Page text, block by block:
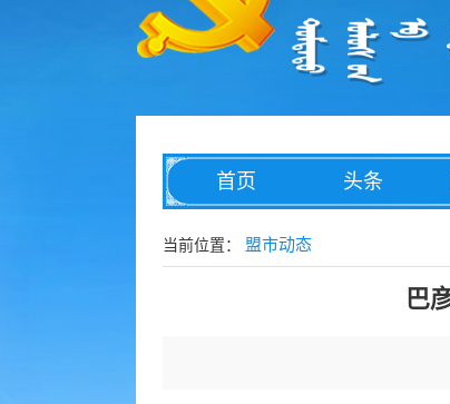
首页 头条
网络传播
当前位置： 盟市动态
巴